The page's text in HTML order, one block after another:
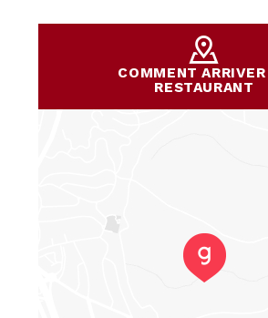
COMMENT ARRIVER
RESTAURANT